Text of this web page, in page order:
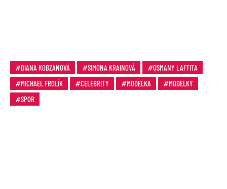
DIANA KOBZANOVÁ SIMONA KRAINOVÁ
OSMANY LAFFITA
MICHAEL FROLÍK
CELEBRITY MODELKA
MODELKY
SPOR